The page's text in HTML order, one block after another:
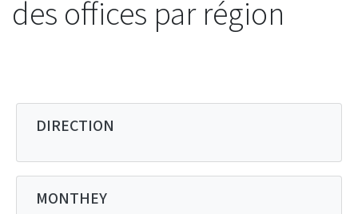
des offices par région
DIRECTION
MONTHEY